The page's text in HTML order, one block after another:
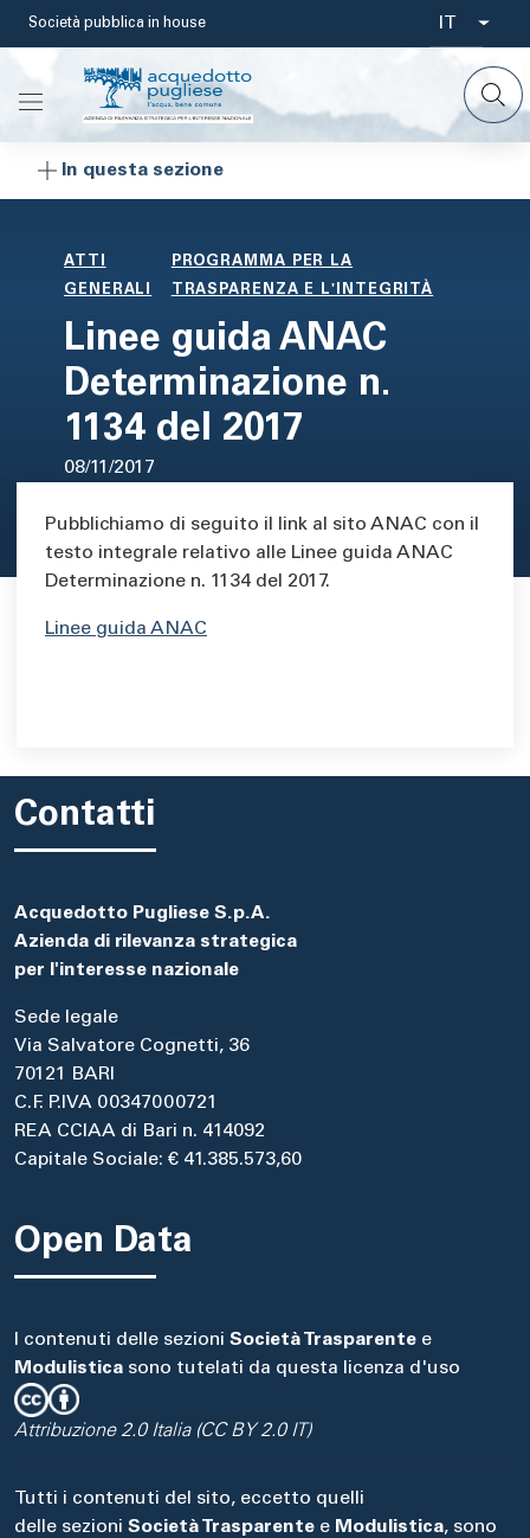
Salta
contenuto
principale
Società pubblica in house
Select
your
IT
In questa sezione
ATTI
GENERALI
PROGRAMMA PER LA
TRASPARENZA E L'INTEGRITÀ
Linee guida ANAC
Determinazione n.
1134 del 2017
08/11/2017
Area di testo
Pubblichiamo di seguito il link al sito ANAC con il
testo integrale relativo alle Linee guida ANAC
Determinazione n. 1134 del 2017.
Linee guida ANAC
Contatti
Acquedotto Pugliese S.p.A.
Azienda di rilevanza strategica
per l'interesse nazionale
Sede legale
Via Salvatore Cognetti, 36
70121 BARI
C.F. P.IVA 00347000721
REA CCIAA di Bari n. 414092
Capitale Sociale: € 41.385.573,60
Open Data
I contenuti delle sezioni Società Trasparente e
Modulistica sono tutelati da questa licenza d'uso
Attribuzione 2.0 Italia (CC BY 2.0 IT)
Tutti i contenuti del sito, eccetto quelli
delle sezioni Società Trasparente e Modulistica, sono